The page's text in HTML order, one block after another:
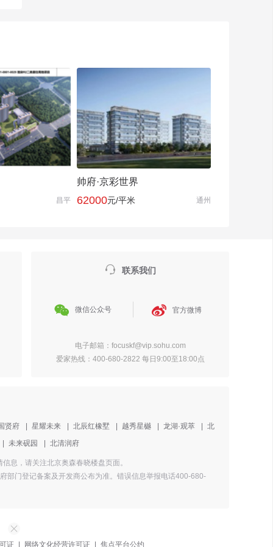
昌平
帅府·京彩世界
62000元/平米 通州
 联系我们
 微信公众号  官方微博
电子邮箱：focuskf@vip.sohu.com
爱家热线：400-680-2822 每日9:00至18:00点
贤府 星耀未来 北辰红橡墅 越秀星樾 龙湖·观萃
北
未来砚园 北清润府
息，请关注北京奥森春晓楼盘页面。
部门登记备案及开发商公布为准。错误信息举报电话400-680-
证 网络文化经营许可证 焦点平台公约